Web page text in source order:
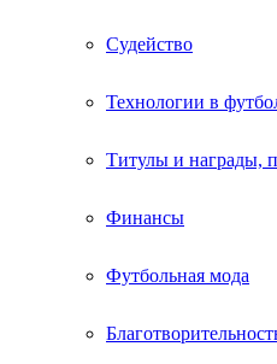
Судейство
Технологии в
Титулы и награды,
Финансы
Футбольная мода